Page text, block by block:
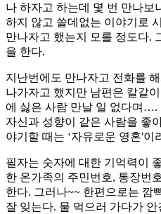
나 하자고 하는데 몇 번 만나보
하지 않고 쓸데없는 이야기로
만나자고 했는지 모를 정도다.
을 한다.
지난번에도 만나자고 전화를
나가자고 했지만 남편은 칼같
에 싫은 사람 만날 일 없다며….
자신과 성향이 같은 사람을 좋
야기할 때는 ‘자유로운 영혼'이
필자는 숫자에 대한 기억력이
한 온가족의 주민번호, 통장번
한다. 그러나~~ 한편으로는 ​깜
잘 잊는다. 물 먹으러 가다가